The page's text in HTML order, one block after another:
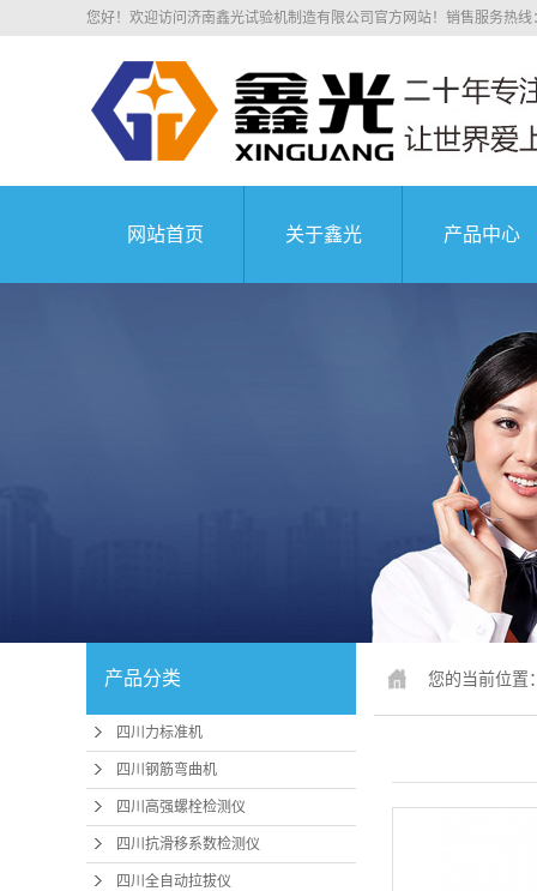
您好！欢迎访问济南鑫光试验机制造有限公司官方网站！销售服务热线
网站首页 关于鑫光 产品中心
四川电子
四川液压
四川沥青混
四川压剪
四川弹
四川锚固、
四川人造
四川冲击
四川疲劳
四川试验机配
中国航天科技
产品分类
四川力标准机
四川钢筋弯曲机
四川高强螺栓检测仪
四川抗滑移系数检测仪
四川全自动拉拔仪
您的当前位置